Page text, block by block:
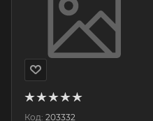
Код: 203332